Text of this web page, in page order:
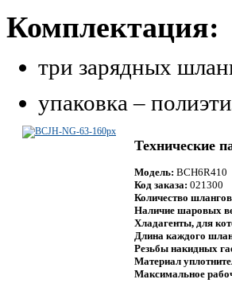
Комплектация:
три зарядных
упаковка –
Технические
Модель: BCH6R410
Код заказа: 021300
Количество
Наличие шаровых
Хладагенты, для
Длина каждого
Резьбы накидных
Материал
Максимальное